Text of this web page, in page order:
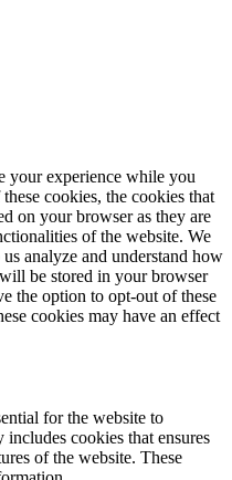
your experience while you
cookies, the cookies that
on your browser as they are
of the website. We
analyze and understand how
be stored in your browser
the option to opt-out of these
cookies may have an effect
for the website to
cookies that ensures
of the website. These